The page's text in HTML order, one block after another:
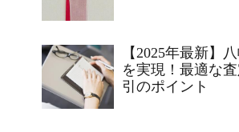
【2025年最新】
を実現！最適な
引のポイント